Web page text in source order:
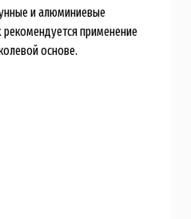
и алюминиевые
применение
основе.